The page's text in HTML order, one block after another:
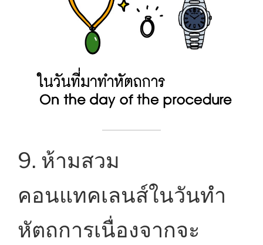
9. ห้ามสวม
คอนแทคเลนส์ในวันทำ
หัตถการเนื่องจากจะ